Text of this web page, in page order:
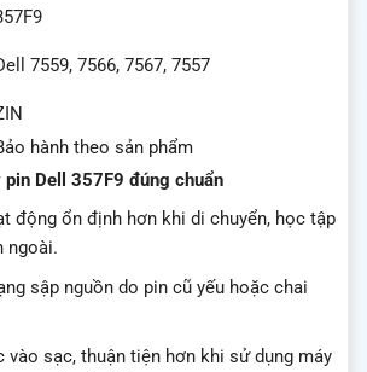
7559, 7566, 7567, 7557
hành theo sản phẩm
Dell 357F9 đúng chuẩn
động ổn định hơn khi di chuyển, học tập
ngoài.
sập nguồn do pin cũ yếu hoặc chai
vào sạc, thuận tiện hơn khi sử dụng máy